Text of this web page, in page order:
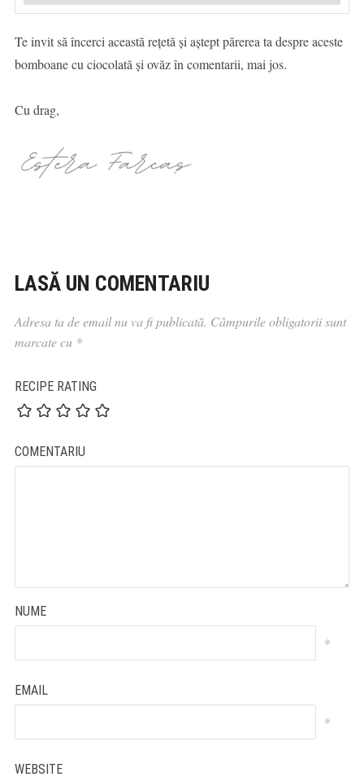
Te invit să încerci această rețetă și aștept părerea ta despre aceste
bomboane cu ciocolată și ovăz în comentarii, mai jos.
Cu drag,
LASĂ UN COMENTARIU
Adresa ta de email nu va fi publicată. Câmpurile obligatorii sunt
marcate cu *
RECIPE RATING
COMENTARIU
NUME
*
EMAIL
*
WEBSITE